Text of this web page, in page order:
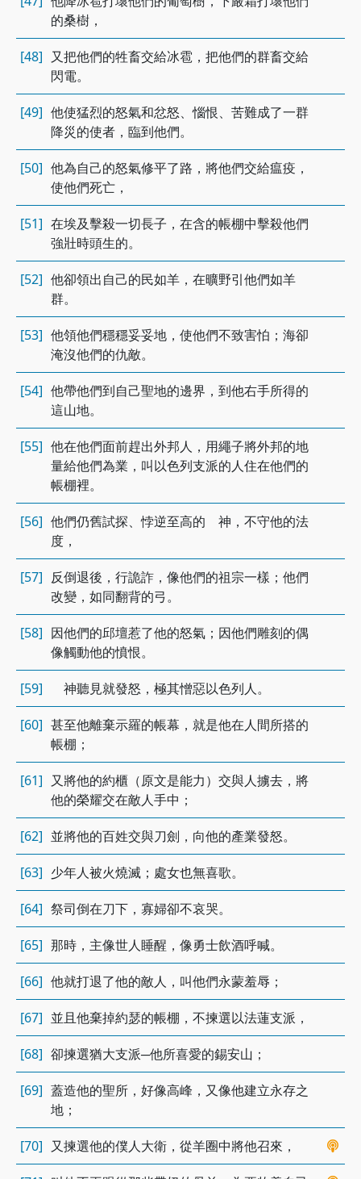
的桑樹，
[48] 又把他們的牲畜交給冰雹，把他們的群畜交給
閃電。
[49] 他使猛烈的怒氣和忿怒、惱恨、苦難成了一群
降災的使者，臨到他們。
[50] 他為自己的怒氣修平了路，將他們交給瘟疫，
使他們死亡，
[51] 在埃及擊殺一切長子，在含的帳棚中擊殺他們
強壯時頭生的。
[52] 他卻領出自己的民如羊，在曠野引他們如羊
群。
[53] 他領他們穩穩妥妥地，使他們不致害怕；海卻
淹沒他們的仇敵。
[54] 他帶他們到自己聖地的邊界，到他右手所得的
這山地。
[55] 他在他們面前趕出外邦人，用繩子將外邦的地
量給他們為業，叫以色列支派的人住在他們的
帳棚裡。
[56] 他們仍舊試探、悖逆至高的 神，不守他的法
度，
[57] 反倒退後，行詭詐，像他們的祖宗一樣；他們
改變，如同翻背的弓。
[58] 因他們的邱壇惹了他的怒氣；因他們雕刻的偶
像觸動他的憤恨。
[59] 神聽見就發怒，極其憎惡以色列人。
[60] 甚至他離棄示羅的帳幕，就是他在人間所搭的
帳棚；
[61] 又將他的約櫃（原文是能力）交與人擄去，將
他的榮耀交在敵人手中；
[62] 並將他的百姓交與刀劍，向他的產業發怒。
[63] 少年人被火燒滅；處女也無喜歌。
[64] 祭司倒在刀下，寡婦卻不哀哭。
[65] 那時，主像世人睡醒，像勇士飲酒呼喊。
[66] 他就打退了他的敵人，叫他們永蒙羞辱；
[67] 並且他棄掉約瑟的帳棚，不揀選以法蓮支派，
[68] 卻揀選猶大支派─他所喜愛的錫安山；
[69] 蓋造他的聖所，好像高峰，又像他建立永存之
地；
[70] 又揀選他的僕人大衛，從羊圈中將他召來，